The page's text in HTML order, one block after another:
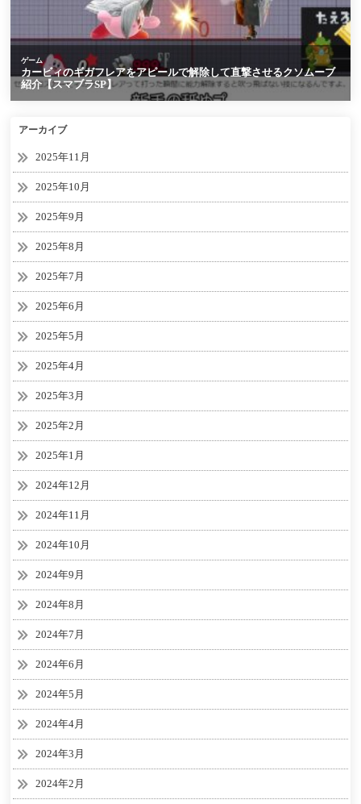
アーカイブ
2025年11月
2025年10月
2025年9月
2025年8月
2025年7月
2025年6月
2025年5月
2025年4月
2025年3月
2025年2月
2025年1月
2024年12月
2024年11月
2024年10月
2024年9月
2024年8月
2024年7月
2024年6月
2024年5月
2024年4月
2024年3月
2024年2月